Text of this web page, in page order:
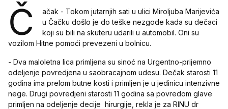
Č
ačak - Tokom jutarnjih sati u ulici Miroljuba Marijevića
u Čačku došlo je do teške nezgode kada su dečaci
koji su bili na skuteru udarili u automobil. Oni su
vozilom Hitne pomoći prevezeni u bolnicu.
- Dva maloletna lica primljena su sinoć na Urgentno-prijemno
odeljenje povredjena u saobracajnom udesu. Dečak starosti 11
godina ima prelom butne kosti i primljen je u jedinicu intenzivne
nege. Drugi povredjeni starosti 11 godina sa povredom glave
primljen na odeljenje decije hirurgije, rekla je za RINU dr